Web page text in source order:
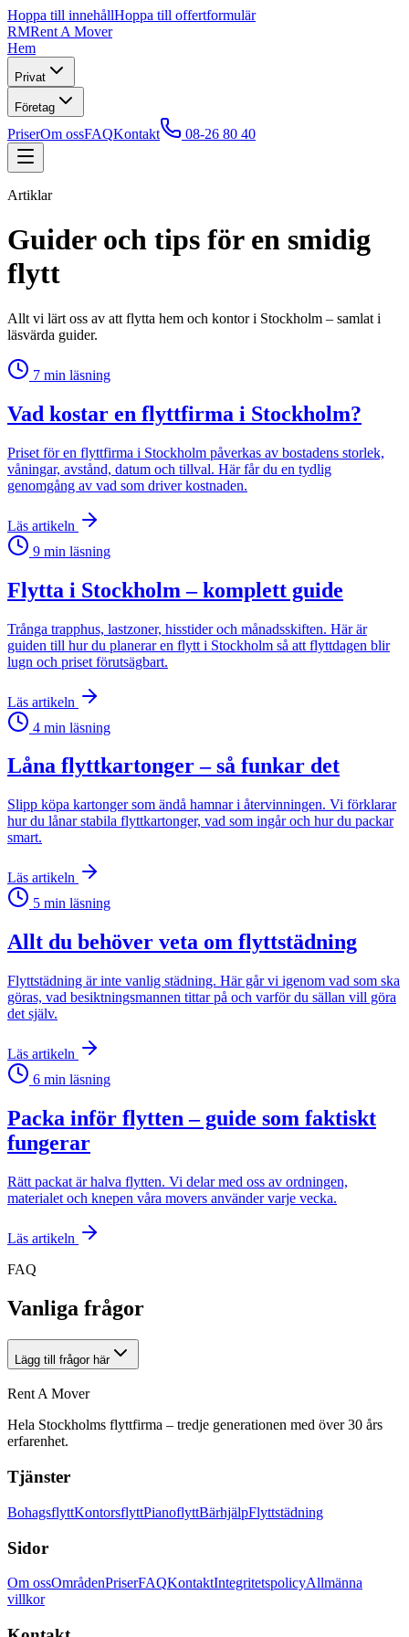
Hoppa till innehållHoppa till offertformulär
RMRent A Mover
Hem
Privat
Företag
PriserOm ossFAQKontakt 08-26 80 40
Artiklar
Guider och tips för en smidig
flytt
Allt vi lärt oss av att flytta hem och kontor i Stockholm – samlat i
läsvärda guider.
7 min läsning
Vad kostar en flyttfirma i Stockholm?
Priset för en flyttfirma i Stockholm påverkas av bostadens storlek,
våningar, avstånd, datum och tillval. Här får du en tydlig
genomgång av vad som driver kostnaden.
Läs artikeln
9 min läsning
Flytta i Stockholm – komplett guide
Trånga trapphus, lastzoner, hisstider och månadsskiften. Här är
guiden till hur du planerar en flytt i Stockholm så att flyttdagen blir
lugn och priset förutsägbart.
Läs artikeln
4 min läsning
Låna flyttkartonger – så funkar det
Slipp köpa kartonger som ändå hamnar i återvinningen. Vi förklarar
hur du lånar stabila flyttkartonger, vad som ingår och hur du packar
smart.
Läs artikeln
5 min läsning
Allt du behöver veta om flyttstädning
Flyttstädning är inte vanlig städning. Här går vi igenom vad som ska
göras, vad besiktningsmannen tittar på och varför du sällan vill göra
det själv.
Läs artikeln
6 min läsning
Packa inför flytten – guide som faktiskt
fungerar
Rätt packat är halva flytten. Vi delar med oss av ordningen,
materialet och knepen våra movers använder varje vecka.
Läs artikeln
FAQ
Vanliga frågor
Lägg till frågor här
Rent A Mover
Hela Stockholms flyttfirma – tredje generationen med över 30 års
erfarenhet.
Tjänster
BohagsflyttKontorsflyttPianoflyttBärhjälpFlyttstädning
Sidor
Om ossOmrådenPriserFAQKontaktIntegritetspolicyAllmänna
villkor